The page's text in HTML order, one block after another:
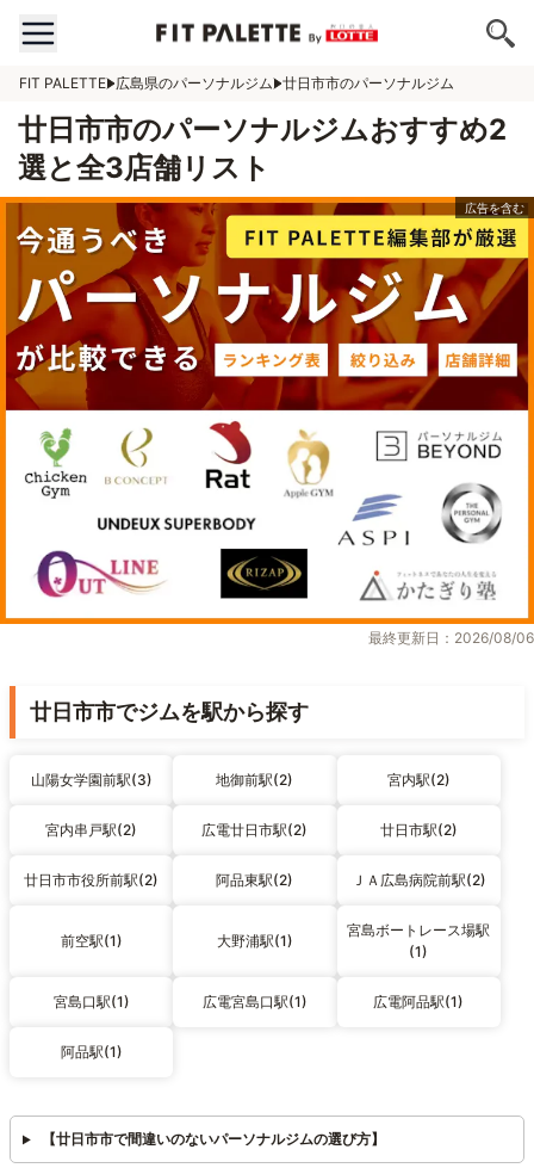
FIT PALETTE 広島県のパーソナルジム 廿日市市のパーソナルジム
廿日市市のパーソナルジムおすすめ2
選と全3店舗リスト
最終更新日：2026/08/06
廿日市市でジムを駅から探す
山陽女学園前駅(3) 地御前駅(2) 宮内駅(2)
宮内串戸駅(2) 広電廿日市駅(2) 廿日市駅(2)
廿日市市役所前駅(2) 阿品東駅(2) ＪＡ広島病院前駅(2)
前空駅(1) 大野浦駅(1)
宮島ボートレース場駅
(1)
宮島口駅(1) 広電宮島口駅(1) 広電阿品駅(1)
阿品駅(1)
【廿日市市で間違いのないパーソナルジムの選び方】